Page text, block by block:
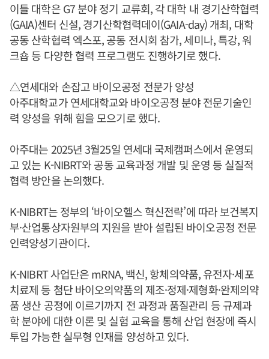
이들 대학은 G7 분야 정기 교류회, 각 대학 내 경기산학협력
(GAIA)센터 신설, 경기산학협력데이(GAIA-day) 개최, 대학
공동 산학협력 엑스포, 공동 전시회 참가, 세미나, 특강, 워
크숍 등 다양한 협력 프로그램도 진행하기로 했다.
△연세대와 손잡고 바이오공정 전문가 양성
아주대학교가 연세대학교와 바이오공정 분야 전문기술인
력 양성을 위해 힘을 모으기로 했다.
아주대는 2025년 3월25일 연세대 국제캠퍼스에서 운영되
고 있는 K-NIBRT와 공동 교육과정 개발 및 운영 등 실질적
협력 방안을 논의했다.
K-NIBRT는 정부의 ‘바이오헬스 혁신전략’에 따라 보건복지
부·산업통상자원부의 지원을 받아 설립된 바이오공정 전문
인력양성기관이다.
K-NIBRT 사업단은 mRNA, 백신, 항체의약품, 유전자·세포
치료제 등 첨단 바이오의약품의 제조·정제·제형화·완제의약
품 생산 공정에 이르기까지 전 과정과 품질관리 등 규제과
학 분야에 대한 이론 및 실험 교육을 통해 산업 현장에 즉시
투입 가능한 실무형 인재를 양성하고 있다.